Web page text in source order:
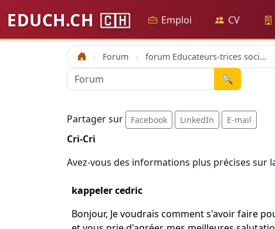
EDUCH.CH 🇨🇭 Emploi CV
Accueil Forum forum Educateurs-trices sociaux
🔍
Partager sur Facebook LinkedIn E-mail
Cri-Cri
Avez-vous des informations plus précises sur
kappeler cedric
Bonjour, Je voudrais comment s'avoir faire